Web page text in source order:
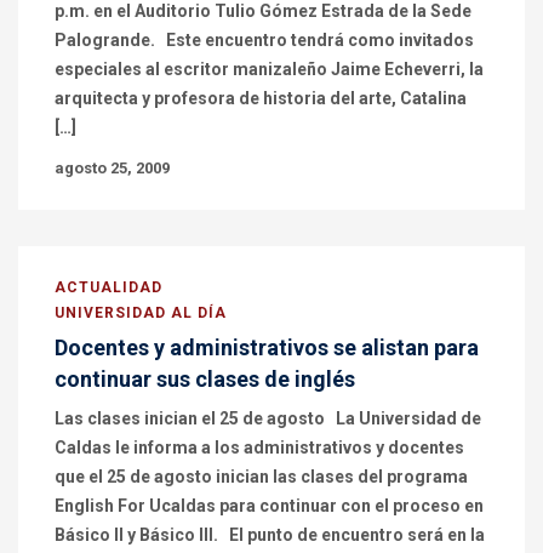
p.m. en el Auditorio Tulio Gómez Estrada de la Sede
Palogrande. Este encuentro tendrá como invitados
especiales al escritor manizaleño Jaime Echeverri, la
arquitecta y profesora de historia del arte, Catalina
[…]
agosto 25, 2009
ACTUALIDAD
UNIVERSIDAD AL DÍA
Docentes y administrativos se alistan para
continuar sus clases de inglés
Las clases inician el 25 de agosto La Universidad de
Caldas le informa a los administrativos y docentes
que el 25 de agosto inician las clases del programa
English For Ucaldas para continuar con el proceso en
Básico II y Básico III. El punto de encuentro será en la